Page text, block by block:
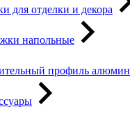
для отделки и декора
напольные
профиль